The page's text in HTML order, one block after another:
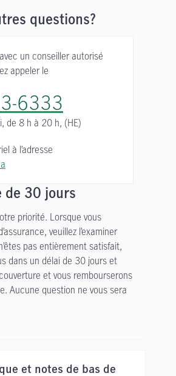
questions?
un conseiller autorisé
appeler le
6333
de 8 h à 20 h, (HE)
à l’adresse
de 30 jours
priorité. Lorsque vous
veuillez l’examiner
pas entièrement satisfait,
dans un délai de 30 jours et
et vous rembourserons
Aucune question ne vous sera
et notes de bas de